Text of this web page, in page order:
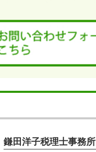
鎌田洋子税理士事務所